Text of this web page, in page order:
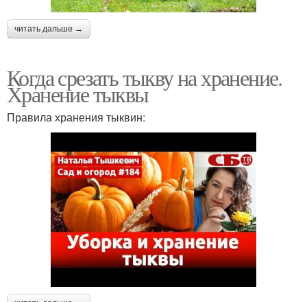
читать дальше →
Когда срезать тыкву на хранение.
Хранение тыквы
Правила хранения тыквин: